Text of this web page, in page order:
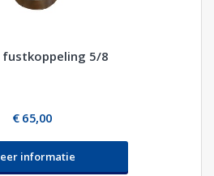
fustkoppeling 5/8
€ 65,00
informatie